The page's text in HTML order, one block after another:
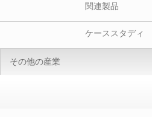
関連製品
ケーススタディ
その他の産業